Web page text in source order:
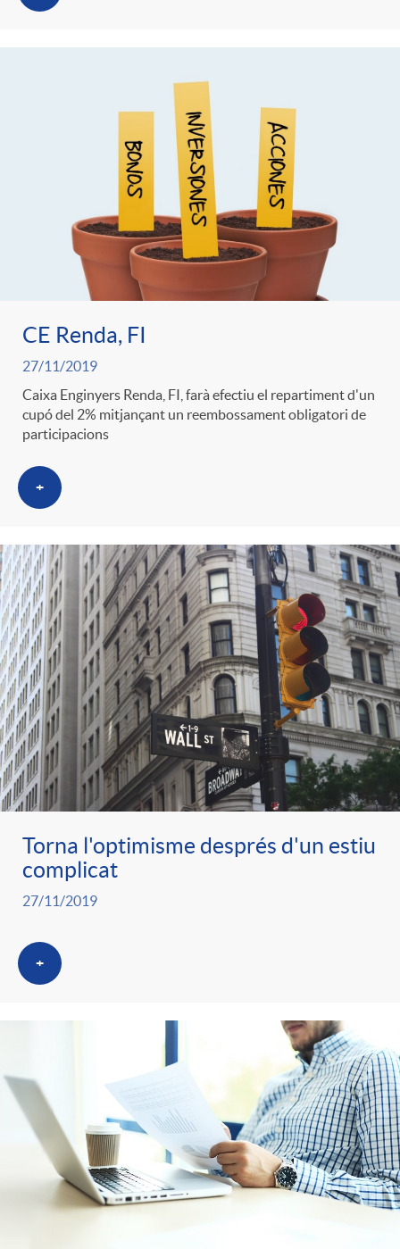
CE Renda, FI
27/11/2019
Caixa Enginyers Renda, FI, farà efectiu el repartiment d'un
cupó del 2% mitjançant un reembossament obligatori de
participacions
+
Torna l'optimisme després d'un estiu
complicat
27/11/2019
+